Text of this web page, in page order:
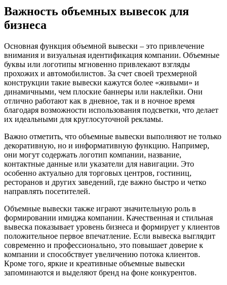
Важность объемных вывесок для
бизнеса
Основная функция объемной вывески – это привлечение
внимания и визуальная идентификация компании. Объемные
буквы или логотипы мгновенно привлекают взгляды
прохожих и автомобилистов. За счет своей трехмерной
конструкции такие вывески кажутся более «живыми» и
динамичными, чем плоские баннеры или наклейки. Они
отлично работают как в дневное, так и в ночное время
благодаря возможности использования подсветки, что делает
их идеальными для круглосуточной рекламы.
Важно отметить, что объемные вывески выполняют не только
декоративную, но и информативную функцию. Например,
они могут содержать логотип компании, название,
контактные данные или указатели для навигации. Это
особенно актуально для торговых центров, гостиниц,
ресторанов и других заведений, где важно быстро и четко
направлять посетителей.
Объемные вывески также играют значительную роль в
формировании имиджа компании. Качественная и стильная
вывеска показывает уровень бизнеса и формирует у клиентов
положительное первое впечатление. Если вывеска выглядит
современно и профессионально, это повышает доверие к
компании и способствует увеличению потока клиентов.
Кроме того, яркие и креативные объемные вывески
запоминаются и выделяют бренд на фоне конкурентов.